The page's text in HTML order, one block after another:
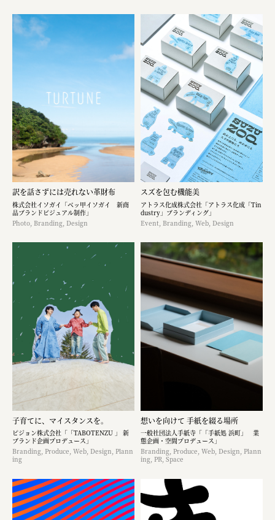
訳を話さずには売れない革財布
株式会社イソガイ「ベッ甲イソガイ 新商
品ブランドビジュアル制作」
Photo, Branding, Design
スズを包む機能美
アトラス化成株式会社「アトラス化成「Tin
dustry」ブランディング」
Event, Branding, Web, Design
子育てに、マイスタンスを。
ピジョン株式会社「「TABOTENZU 」 新
ブランド企画プロデュース」
Branding, Produce, Web, Design, Plann
ing
想いを向けて 手紙を綴る場所
一般社団法人手紙寺「「手紙処 浜町」 業
態企画・空間プロデュース」
Branding, Produce, Web, Design, Plann
ing, PR, Space